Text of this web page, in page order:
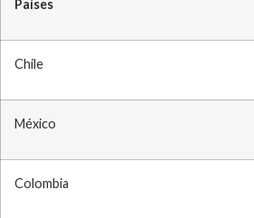
Países
Chile
México
Colombia